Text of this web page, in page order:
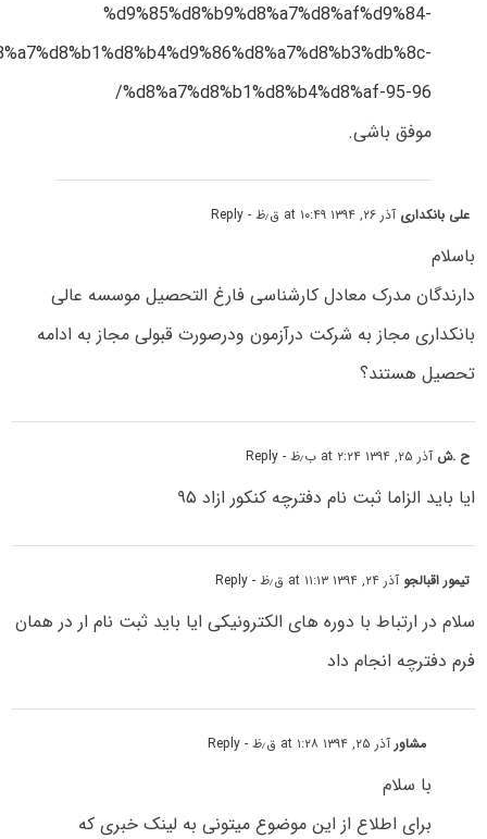
%d9%85%d8%b9%d8%a7%d8%af%d9%84-
%d8%a7%d8%b1%d8%b4%d8%af-95-96/
موفق باشی.
علی بانکداری آذر ۲۶, ۱۳۹۴ at ۱۰:۴۹ ق٫ظ - Reply
باسلام
دارندگان مدرک معادل کارشناسی فارغ التحصیل موسسه عالی
بانکداری مجاز به شرکت درآزمون ودرصورت قبولی مجاز به ادامه
تحصیل هستند؟
ح .ش آذر ۲۵, ۱۳۹۴ at ۲:۲۴ ب٫ظ - Reply
ایا باید الزاما ثبت نام دفترچه کنکور ازاد ۹۵
تیمور اقبالجو آذر ۲۴, ۱۳۹۴ at ۱۱:۱۳ ق٫ظ - Reply
سلام در ارتباط با دوره های الکترونیکی ایا باید ثبت نام ار در همان
فرم دفترچه انجام داد
مشاورآذر ۲۵, ۱۳۹۴ at ۱:۲۸ ق٫ظ - Reply
با سلام
برای اطلاع از این موضوع میتونی به لینک خبری که